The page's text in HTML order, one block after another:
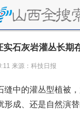
实石灰岩灌丛长期
来源：科技日报
缝中的灌丛型植被
形成、还是自然演